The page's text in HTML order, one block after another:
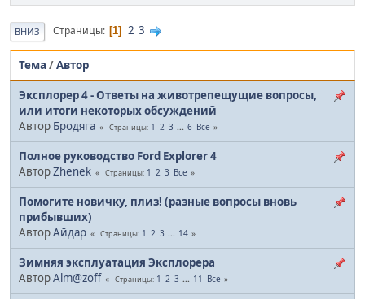
ВНИЗ Страницы 1 2 3
Тема /Автор
Эксплорер 4 - Ответы на животрепещущие вопросы,
или итоги некоторых обсуждений
Автор Бродяга Страницы 1 2 3 ... 6 Все
Полное руководство Ford Explorer 4
АвторZhenek Страницы 1 2 3 Все
Помогите новичку, плиз! (разные вопросы вновь
прибывших)
АвторАйдар Страницы 1 2 3 ... 14
Зимняя эксплуатация Эксплорера
АвторAlm@zoff Страницы 1 2 3 ... 11 Все